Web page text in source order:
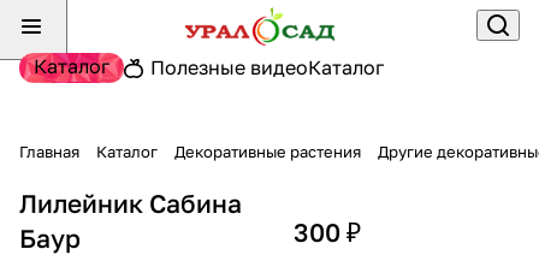
Каталог Полезные видеоКаталог
Главная Каталог Декоративные растения Другие
Лилейник Сабина
Баур
300 ₽